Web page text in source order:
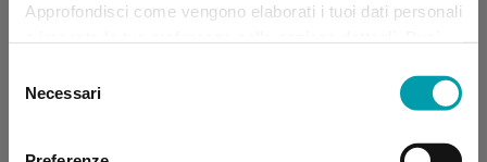
Approfondisci come vengono elaborati i tuoi dati personali
momento dalla Dichiarazione sui “
delNecessari
Application error: a client-side exception has occurred (see the